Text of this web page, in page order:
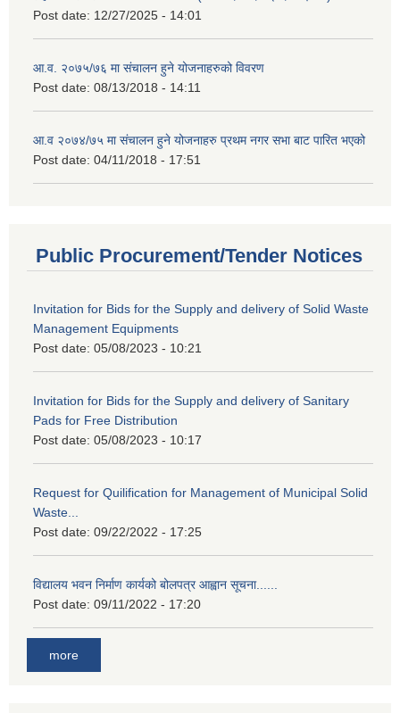
Post date: 12/27/2025 - 14:01
आ.व. २०७५/७६ मा संचालन हुने योजनाहरुको विवरण
Post date: 08/13/2018 - 14:11
आ.व २०७४/७५ मा संचालन हुने योजनाहरु प्रथम नगर सभा बाट पारित भएको
Post date: 04/11/2018 - 17:51
Public Procurement/Tender Notices
Invitation for Bids for the Supply and delivery of Solid Waste
Management Equipments
Post date: 05/08/2023 - 10:21
Invitation for Bids for the Supply and delivery of Sanitary
Pads for Free Distribution
Post date: 05/08/2023 - 10:17
Request for Quilification for Management of Municipal Solid
Waste...
Post date: 09/22/2022 - 17:25
विद्यालय भवन निर्माण कार्यको बोलपत्र आह्वान सूचना......
Post date: 09/11/2022 - 17:20
more